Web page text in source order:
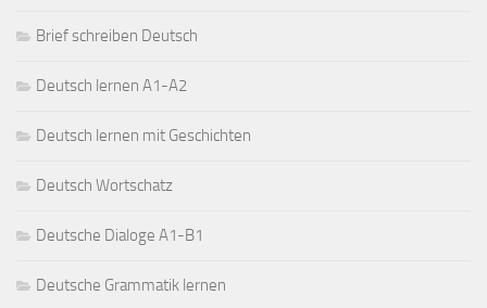
Brief schreiben Deutsch
Deutsch lernen A1-A2
Deutsch lernen mit Geschichten
Deutsch Wortschatz
Deutsche Dialoge A1-B1
Deutsche Grammatik lernen